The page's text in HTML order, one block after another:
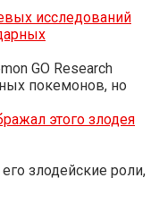
исследований
GO Research
покемонов, но
этого злодея
злодейские роли,